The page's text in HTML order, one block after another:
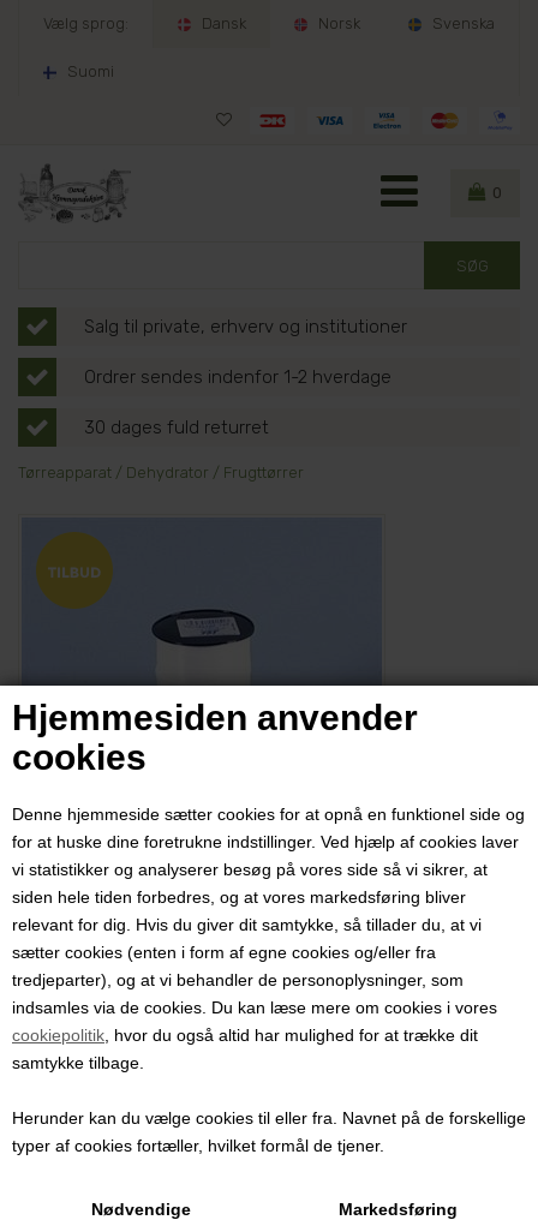
Hjemmesiden anvender
cookies
Denne hjemmeside sætter cookies for at opnå en funktionel side og
for at huske dine foretrukne indstillinger. Ved hjælp af cookies laver
vi statistikker og analyserer besøg på vores side så vi sikrer, at
siden hele tiden forbedres, og at vores markedsføring bliver
relevant for dig. Hvis du giver dit samtykke, så tillader du, at vi
sætter cookies (enten i form af egne cookies og/eller fra
tredjeparter), og at vi behandler de personoplysninger, som
indsamles via de cookies. Du kan læse mere om cookies i vores
cookiepolitik , hvor du også altid har mulighed for at trække dit
samtykke tilbage.
Herunder kan du vælge cookies til eller fra. Navnet på de forskellige
typer af cookies fortæller, hvilket formål de tjener.
Nødvendige Markedsføring
Vælg sprog: Dansk Norsk Svenska
Suomi
0
Salg til private, erhverv og institutioner
Ordrer sendes indenfor 1-2 hverdage
30 dages fuld returret
Tørreapparat / Dehydrator / Frugttørrer
Gavebånd, glat, snehvid, 5 mm
bredt, 500 meter
Varenummer: 4744
Pris ved 1 stk.